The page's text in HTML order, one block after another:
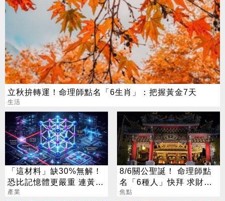
立秋拚轉運！命理師點名「6生肖」：把握黃金7天
生活
「這材料」缺30%無解！
恐比記憶體更嚴重 連黃仁
勳都掏錢秒訂
產業
8/6關公聖誕！ 命理師點
名「6種人」快拜 求財求
職保平安
焦點